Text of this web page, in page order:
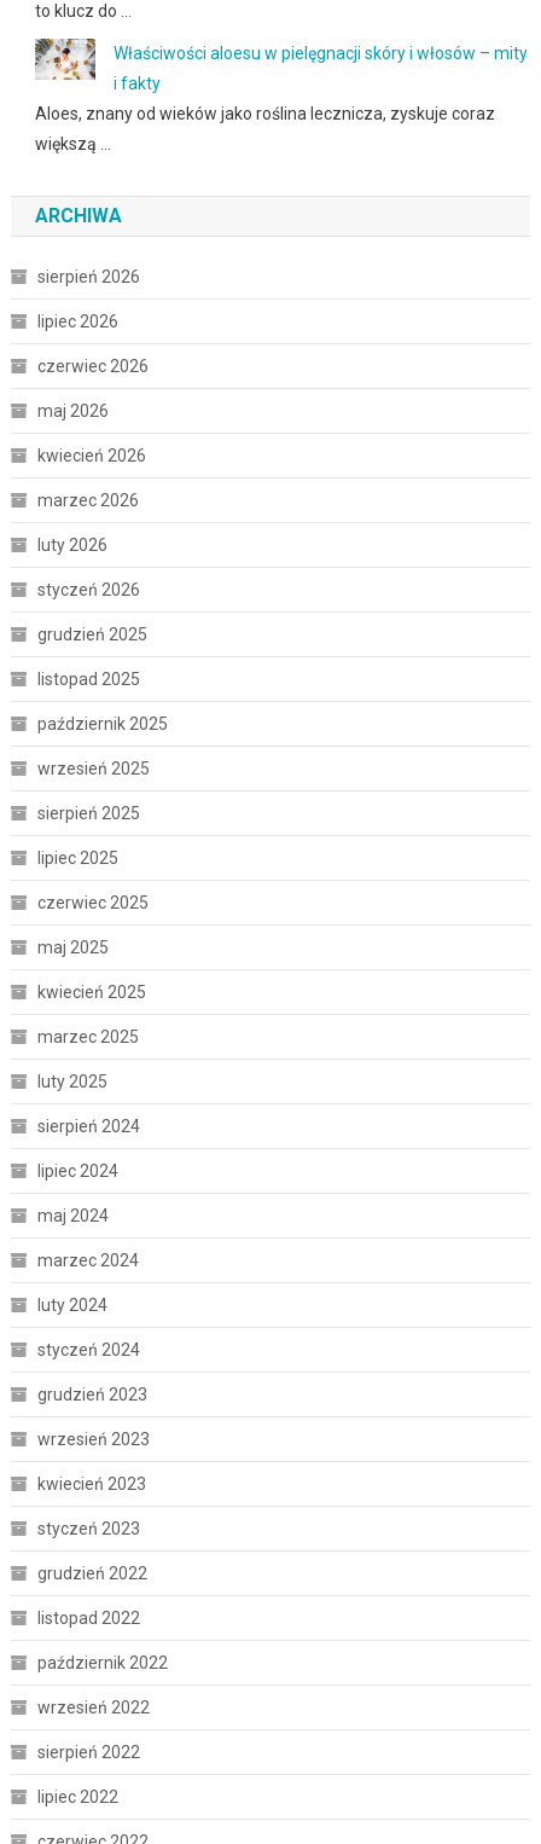
to klucz do …
Właściwości aloesu w pielęgnacji skóry i włosów – mity
i fakty
Aloes, znany od wieków jako roślina lecznicza, zyskuje coraz
większą …
ARCHIWA
sierpień 2026
lipiec 2026
czerwiec 2026
maj 2026
kwiecień 2026
marzec 2026
luty 2026
styczeń 2026
grudzień 2025
listopad 2025
październik 2025
wrzesień 2025
sierpień 2025
lipiec 2025
czerwiec 2025
maj 2025
kwiecień 2025
marzec 2025
luty 2025
sierpień 2024
lipiec 2024
maj 2024
marzec 2024
luty 2024
styczeń 2024
grudzień 2023
wrzesień 2023
kwiecień 2023
styczeń 2023
grudzień 2022
listopad 2022
październik 2022
wrzesień 2022
sierpień 2022
lipiec 2022